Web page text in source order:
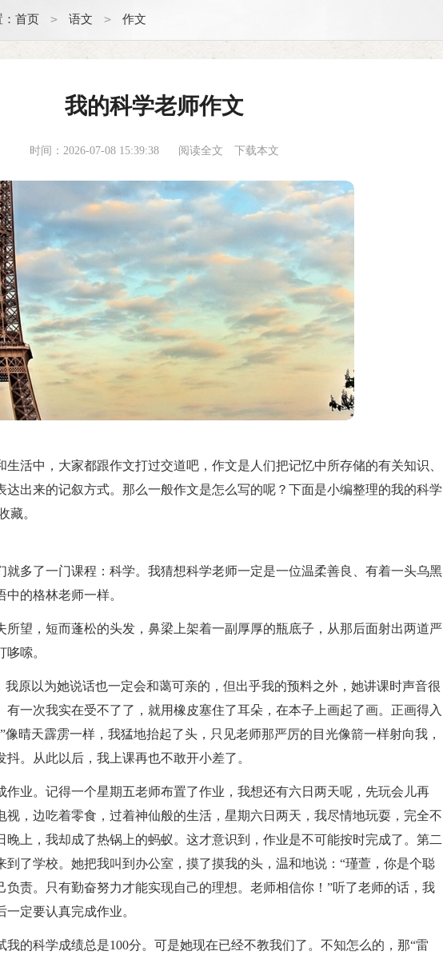
首页 > 语文 > 作文
我的科学老师作文
时间：2026-07-08 15:39:38 阅读全文 下载本文
生活中，大家都跟作文打过交道吧，作文是人们把记忆中所存储的有关知识、
达出来的记叙方式。那么一般作文是怎么写的呢？下面是小编整理的我的科学
藏。
就多了一门课程：科学。我猜想科学老师一定是一位温柔善良、有着一头乌黑
的格林老师一样。
所望，短而蓬松的头发，鼻梁上架着一副厚厚的瓶底子，从那后面射出两道严
嗦。
我原以为她说话也一定会和蔼可亲的，但出乎我的预料之外，她讲课时声音很
有一次我实在受不了了，就用橡皮塞住了耳朵，在本子上画起了画。正画得入
像晴天霹雳一样，我猛地抬起了头，只见老师那严厉的目光像箭一样射向我，
抖。从此以后，我上课再也不敢开小差了。
作业。记得一个星期五老师布置了作业，我想还有六日两天呢，先玩会儿再
视，边吃着零食，过着神仙般的生活，星期六日两天，我尽情地玩耍，完全不
晚上，我却成了热锅上的蚂蚁。这才意识到，作业是不可能按时完成了。第二
到了学校。她把我叫到办公室，摸了摸我的头，温和地说：“瑾萱，你是个聪
负责。只有勤奋努力才能实现自己的理想。老师相信你！”听了老师的话，我
定要认真完成作业。
我的科学成绩总是100分。可是她现在已经不教我们了。不知怎么的，那“雷